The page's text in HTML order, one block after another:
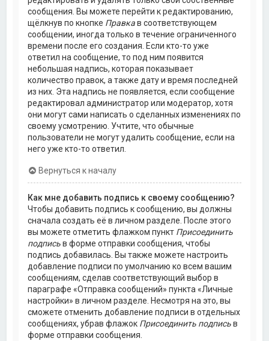
сообщения. Вы можете перейти к редактированию,
щёлкнув по кнопке Правкав соответствующем
сообщении, иногда только в течение ограниченного
времени после его создания. Если кто-то уже
ответил на сообщение, то под ним появится
небольшая надпись, которая показывает
количество правок, а также дату и время последней
из них. Эта надпись не появляется, если сообщение
редактировал администратор или модератор, хотя
они могут сами написать о сделанных изменениях по
своему усмотрению. Учтите, что обычные
пользователи не могут удалить сообщение, если на
него уже кто-то ответил.
Вернуться к началу
Как мне добавить подпись к своему сообщению?
Чтобы добавить подпись к сообщению, вы должны
сначала создать её в личном разделе. После этого
вы можете отметить флажком пункт Присоединить
подписьв форме отправки сообщения, чтобы
подпись добавилась. Вы также можете настроить
добавление подписи по умолчанию ко всем вашим
сообщениям, сделав соответствующий выбор в
параграфе «Отправка сообщений» пункта «Личные
настройки» в личном разделе. Несмотря на это, вы
сможете отменить добавление подписи в отдельных
сообщениях, убрав флажок Присоединить подписьв
форме отправки сообщения.